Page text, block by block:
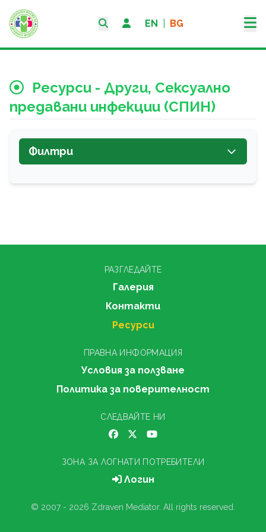
EN BG
Ресурси - Други, Сексуално
предавани инфекции (СПИН)
Филтри
РАЗГЛЕДАЙТЕ
Галерия
Контакти
Ресурси
ПРАВНА ИНФОРМАЦИЯ
Условия за ползване
Политика за поверителност
СЛЕДВАЙТЕ НИ
ЗОНА ЗА ЛОГНАТИ ПОТРЕБИТЕЛИ
Логин
© 2007 - 2026 Zdraven Mediator. All rights reserved.